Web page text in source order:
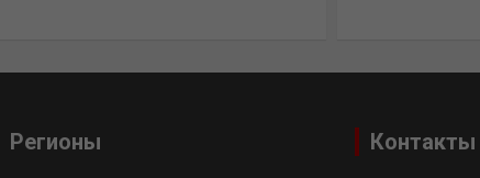
Регионы Контакты